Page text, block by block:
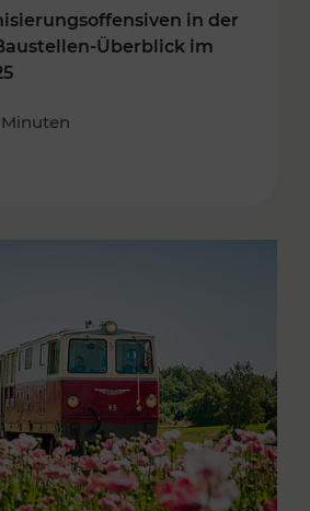
in der
Überblick im
Minuten